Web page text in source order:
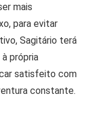
mais
para evitar
Sagitário terá
própria
satisfeito com
constante.